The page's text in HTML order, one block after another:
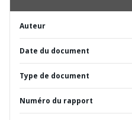
Auteur
Date du document
Type de document
Numéro du rapport